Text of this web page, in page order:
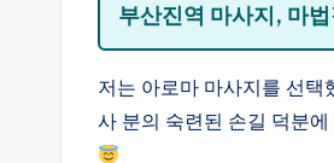
부산진역 마사지, 마
저는 아로마 마사지를 선택
사 분의 숙련된 손길 덕분